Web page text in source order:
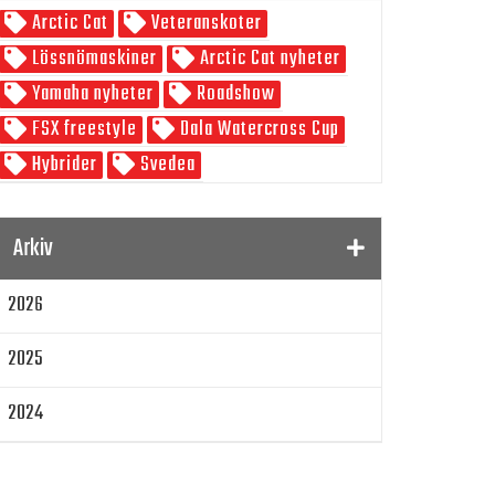
Skoterpodden
Arctic Cat
Veteranskoter
Lössnömaskiner
Arctic Cat nyheter
Yamaha nyheter
Roadshow
FSX freestyle
Dala Watercross Cup
Hybrider
Svedea
Gamla Nummer
pDrive
Laga mat
Arkiv
2026
2025
2024